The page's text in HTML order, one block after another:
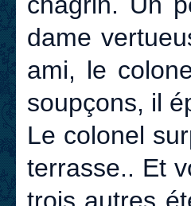
dame
ami, le
soupçons, il
Le colonel
terrasse.. Et